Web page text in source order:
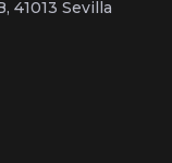
41013 Sevilla